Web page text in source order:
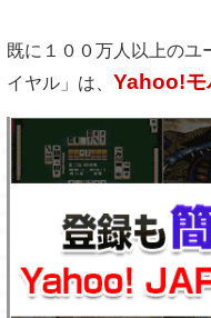
既に１００万人以上のユ
イヤル」は、 Yahoo!モ